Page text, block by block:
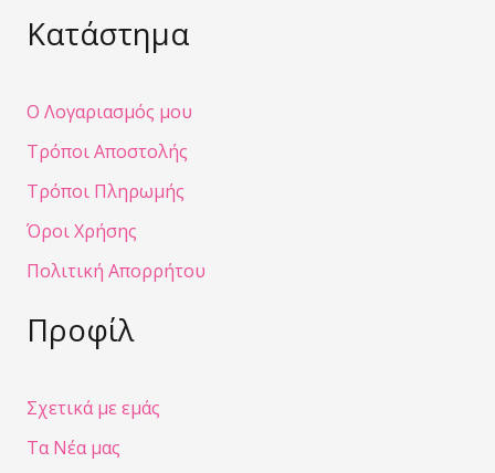
Κατάστημα
Ο Λογαριασμός μου
Τρόποι Αποστολής
Τρόποι Πληρωμής
Όροι Χρήσης
Πολιτική Απορρήτου
Προφίλ
Σχετικά με εμάς
Τα Νέα μας